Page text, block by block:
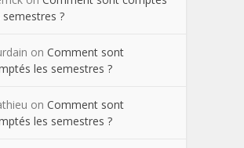
semestres ?
on Comment sont
les semestres ?
on Comment sont
les semestres ?